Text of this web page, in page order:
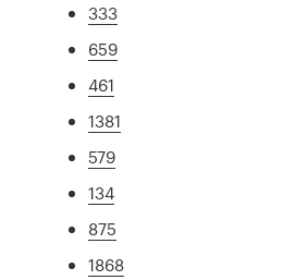
333
659
461
1381
579
134
875
1868